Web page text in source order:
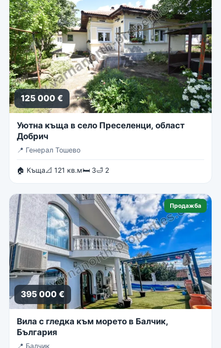
125 000 €
Уютна къща в село Преселенци, област
Добрич
📍 Генерал Тошево
🏠 Къща📐 121 кв.м🛏 3🛁 2
Продажба
395 000 €
Вила с гледка към морето в Балчик,
България
📍 Балчик